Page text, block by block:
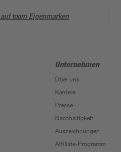
toom Eigenmarken
Unternehmen
Über uns
Karriere
Presse
Nachhaltigkeit
Auszeichnungen
Affiliate-Programm